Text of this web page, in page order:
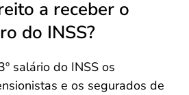
a receber o
do INSS?
salário do INSS os
e os segurados de